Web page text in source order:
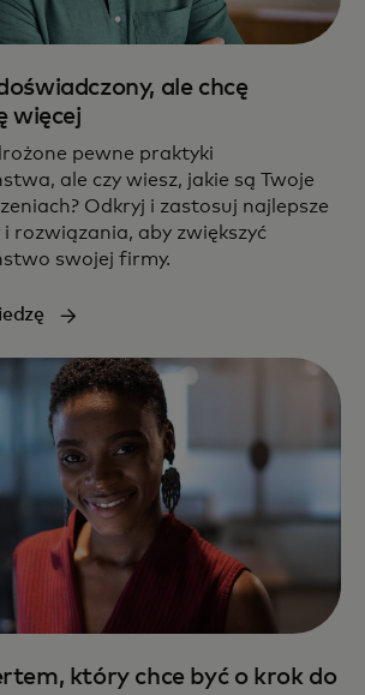
ale chcę
więcej
pewne praktyki
ale czy wiesz, jakie są Twoje
Odkryj i zastosuj najlepsze
rozwiązania, aby zwiększyć
swojej firmy.
który chce być o krok do